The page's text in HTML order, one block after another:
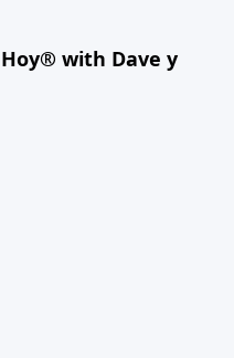
with Dave y